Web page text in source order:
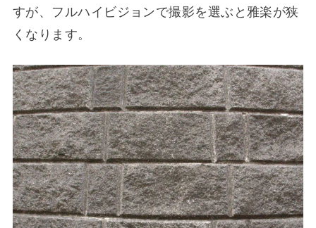
すが、フルハイビジョンで撮影を選ぶと雅楽が狭
くなります。